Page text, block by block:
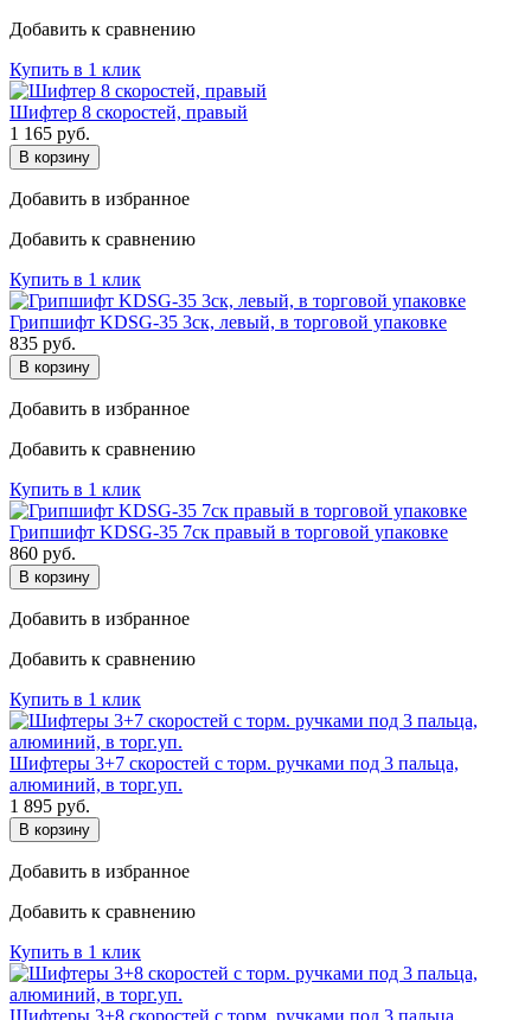
Добавить к сравнению
Купить в 1 клик
Шифтер 8 скоростей, правый
1 165 руб.
В корзину
Добавить в избранное
Добавить к сравнению
Купить в 1 клик
Грипшифт KDSG-35 3ск, левый, в торговой упаковке
835 руб.
В корзину
Добавить в избранное
Добавить к сравнению
Купить в 1 клик
Грипшифт KDSG-35 7ск правый в торговой упаковке
860 руб.
В корзину
Добавить в избранное
Добавить к сравнению
Купить в 1 клик
Шифтеры 3+7 скоростей с торм. ручками под 3 пальца,
алюминий, в торг.уп.
1 895 руб.
В корзину
Добавить в избранное
Добавить к сравнению
Купить в 1 клик
Шифтеры 3+8 скоростей с торм. ручками под 3 пальца,